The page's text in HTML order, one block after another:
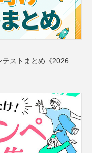
テストまとめ《2026